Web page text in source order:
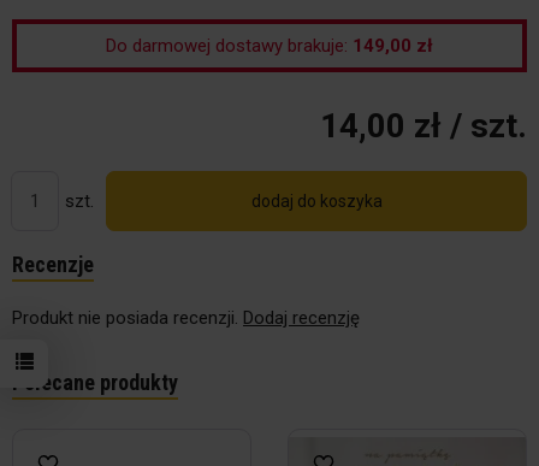
Do darmowej dostawy brakuje: 149,00 zł
14,00 zł / szt.
szt. dodaj do koszyka
Recenzje
Produkt nie posiada recenzji. Dodaj recenzję
Polecane produkty